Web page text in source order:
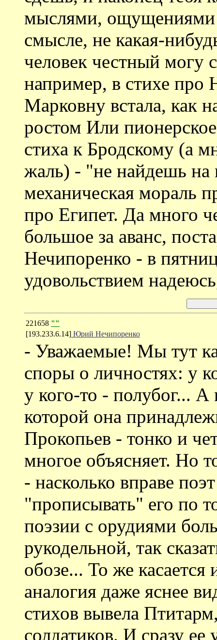
мыслями, ощущениями
смысле, не какая-
человек честный могу
например, в стихе про
Марковну встала, как
ростом Или
стиха к Бродскому (а
жаль) - "не найдешь на
механическая мораль
про Египет. Да много
большое за аванс,
Нечипоренко - в
удовольствием
221658 ""
[193.233.6.14] Юрий Нечипоренко
- Уважаемые! Мы тут
споры о личностях: у
у кого-то - полубог...
которой она
Прокопьев - тонко и
многое объясняет. Но
- насколько вправе
"прописывать" его по
поэзии с орудиями
рукодельной, так
обозе... То же
аналогия даже яснее
стихов вывела
солдатиков. И сразу